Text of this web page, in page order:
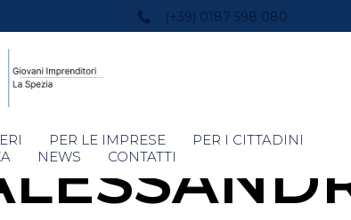
(+39) 0187 598 080
PER LE IMPRESE
PER I CITTADINI
NEWS CONTATTI